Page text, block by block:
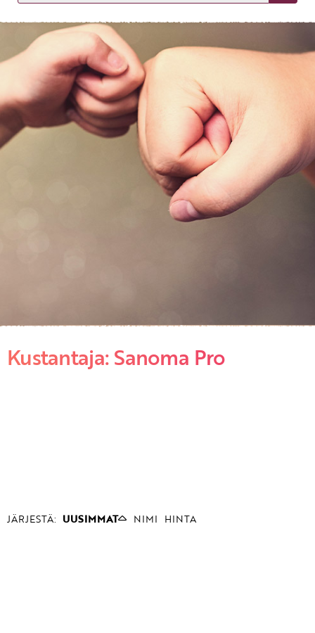
KIRJAUDU SISÄÄN
Etkö ole vielä asiakkaamme?
Luo asiakastili tästä!
Kustantaja: Sanoma Pro
JÄRJESTÄ: UUSIMMAT NIMI HINTA